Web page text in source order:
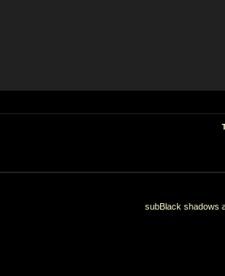
subBlack shadows